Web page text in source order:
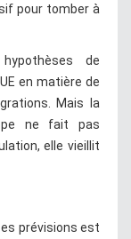
pour tomber à
de
en matière de
Mais la
ne fait pas
elle vieillit
prévisions est